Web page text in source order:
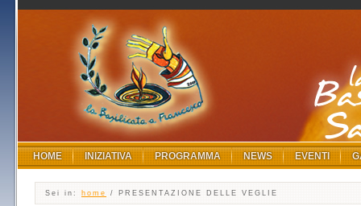
HOME INIZIATIVA PROGRAMMA NEWS EVENTI
Sei in: home / PRESENTAZIONE DELLE VEGLIE